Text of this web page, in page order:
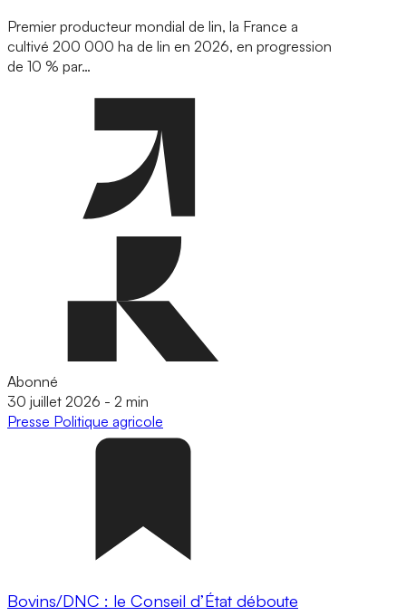
Premier producteur mondial de lin, la France a
cultivé 200 000 ha de lin en 2026, en progression
de 10 % par…
Abonné
30 juillet 2026 - 2 min
Presse Politique agricole
Bovins/DNC : le Conseil d’État déboute